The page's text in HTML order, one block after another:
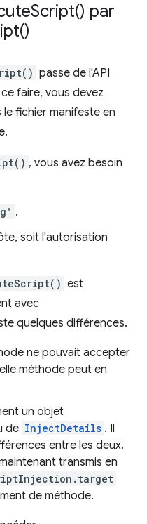
Script() par
)
passe de l'API
faire, vous devez
fichier manifeste en
, vous avez besoin
.
soit l'autorisation
est
avec
quelques différences.
ne pouvait accepter
méthode peut en
un objet
de InjectDetails . Il
entre les deux.
transmis en
de méthode.